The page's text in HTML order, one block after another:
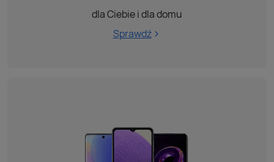
dla Ciebie i dla domu
Sprawdź